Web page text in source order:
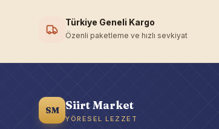
Türkiye Geneli Kargo
Özenli paketleme ve hızlı sevkiyat
SM Siirt Market
YÖRESEL LEZZET